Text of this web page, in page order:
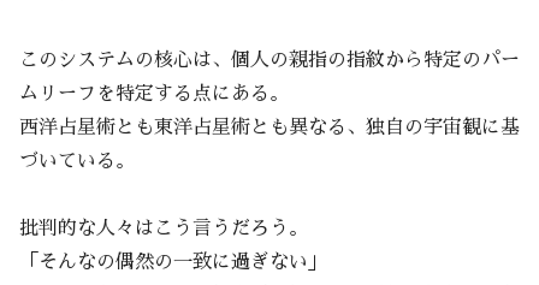
このシステムの核心は、個人の親指の指紋から特定のパー
ムリーフを特定する点にある。
西洋占星術とも東洋占星術とも異なる、独自の宇宙観に基
づいている。
批判的な人々はこう言うだろう。
「そんなの偶然の一致に過ぎない」